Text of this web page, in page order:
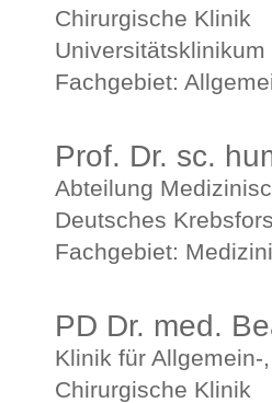
Chirurgische Klinik
Universitätsklinikum
Fachgebiet:
Prof. Dr. sc.
Abteilung
Deutsches
Fachgebiet:
PD Dr. med.
Klinik für
Chirurgische Klinik